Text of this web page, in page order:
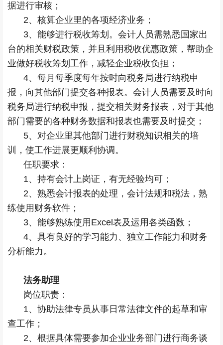
据进行审核；
2、核算企业里的各项经济业务；
3、能够进行税收筹划。会计人员需熟悉国家出
台的相关财税政策，并且利用税收优惠政策，帮助企
业做好税收筹划工作，减轻企业税收负担；
4、每月每季度每年按时向税务局进行纳税申
报，向其他部门提交各种报表。会计人员需要及时向
税务局进行纳税申报，提交相关财务报表，对于其他
部门需要的各种财务数据和报表也需要及时提交；
5、对企业里其他部门进行财税知识相关的培
训，使工作进展更顺利协调。
任职要求：
1、持有会计上岗证，有无经验均可；
2、熟悉会计报表的处理，会计法规和税法，熟
练使用财务软件；
3、能够熟练使用Excel表及运用各类函数；
4、具有良好的学习能力、独立工作能力和财务
分析能力。
法务助理
岗位职责：
1、协助法律专员从事日常法律文件的起草和审
查工作；
2、根据具体需要参加企业业务部门进行商务谈